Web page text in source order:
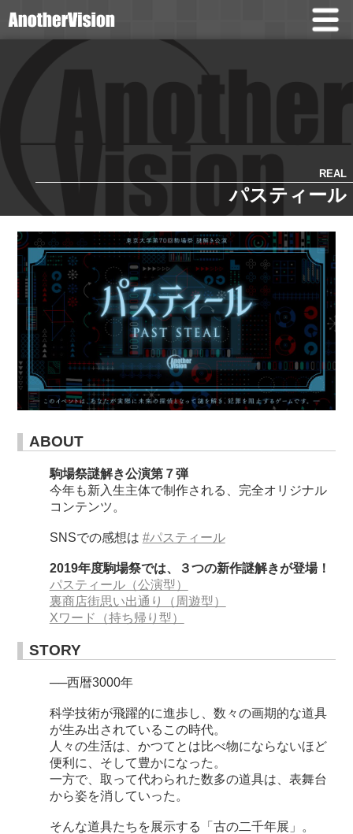
REAL
パスティール
ABOUT
駒場祭謎解き公演第７弾
今年も新入生主体で制作される、完全オリジナル
コンテンツ。
SNSでの感想は #パスティール
2019年度駒場祭では、３つの新作謎解きが登場！
パスティール（公演型）
裏商店街思い出通り（周遊型）
Xワード（持ち帰り型）
STORY
──西暦3000年
科学技術が飛躍的に進歩し、数々の画期的な道具
が生み出されているこの時代。
人々の生活は、かつてとは比べ物にならないほど
便利に、そして豊かになった。
一方で、取って代わられた数多の道具は、表舞台
から姿を消していった。
そんな道具たちを展示する「古の二千年展」。